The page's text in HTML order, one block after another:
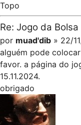
Topo
Re: Jogo da
por muad'dib » 22/
alguém pode
favor. a página do
15.11.2024.
obrigado